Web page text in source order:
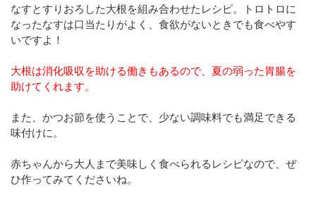
なすとすりおろした大根を組み合わせたレシピ。トロトロに
なったなすは口当たりがよく、食欲がないときでも食べやす
いですよ！
大根は消化吸収を助ける働きもあるので、夏の弱った胃腸を
助けてくれます。
また、かつお節を使うことで、少ない調味料でも満足できる
味付けに。
赤ちゃんから大人まで美味しく食べられるレシピなので、ぜ
ひ作ってみてくださいね。